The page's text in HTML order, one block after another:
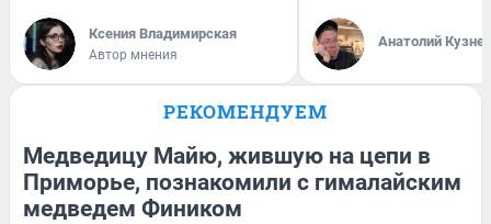
Ксения Владимирская
Автор мнения
Анатолий
РЕКОМЕНДУЕМ
Медведицу Майю, жившую на цепи в
Приморье, познакомили с гималайским
медведем Фиником